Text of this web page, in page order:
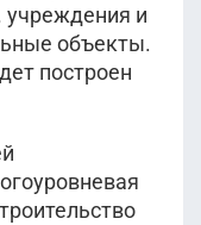
и
объекты.
построен